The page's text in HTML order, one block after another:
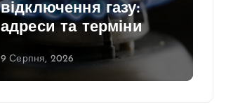
відключення газу:
адреси та терміни
9 Серпня, 2026